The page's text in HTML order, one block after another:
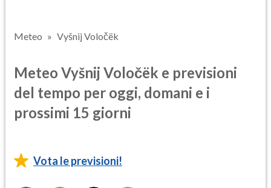
Meteo Vyšnij Voločëk
Meteo Vyšnij Voločëk e previsioni
del tempo per oggi, domani e i
prossimi 15 giorni
Vota le previsioni!